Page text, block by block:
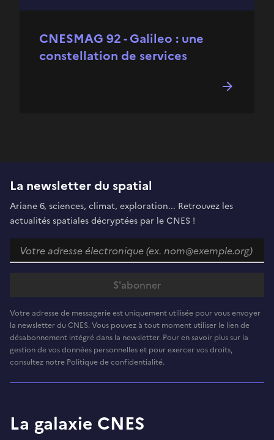
CNESMAG 92 - Galileo : une
constellation de services
La newsletter du spatial
Ariane 6, sciences, climat, exploration... Retrouvez les
actualités spatiales décryptées par le CNES !
Votre adresse de messagerie est uniquement utilisée pour vous envoyer
la newsletter du CNES. Vous pouvez à tout moment utiliser le lien de
désabonnement intégré dans la newsletter. Pour en savoir plus sur la
gestion de vos données personnelles et pour exercer vos droits,
consultez notre Politique de confidentialité.
La galaxie CNES